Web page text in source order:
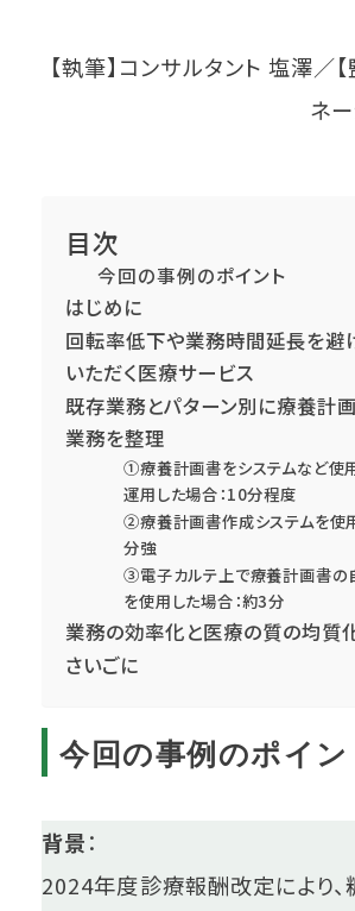
【執筆】コンサルタント 塩澤／
ネ
目次
今回の事例のポイント
はじめに
回転率低下や業務時間延長を避
いただく医療サービス
既存業務とパターン別に療養計
業務を整理
①療養計画書をシステムなど使
運用した場合：10分程度
②療養計画書作成システムを使
分強
③電子カルテ上で療養計画書の
を使用した場合：約3分
業務の効率化と医療の質の均質
さいごに
今回の事例のポイン
背景：
2024年度診療報酬改定により、